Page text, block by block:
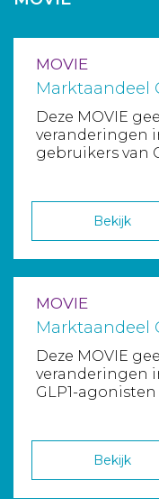
MOVIE
Marktaandeel
Deze MOVIE
veranderingen
gebruikers van
Bekijk
MOVIE
Marktaandeel
Deze MOVIE
veranderingen
GLP1-agonisten
Bekijk